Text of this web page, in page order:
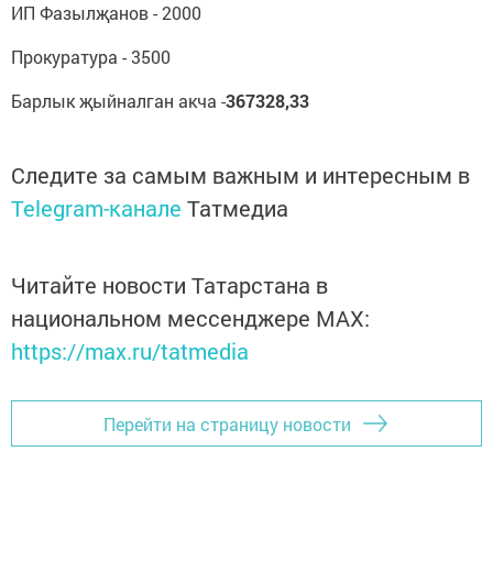
ИП Фазылҗанов - 2000
Прокуратура - 3500
Барлык җыйналган акча -367328,33
Следите за самым важным и интересным в
Telegram-канале Татмедиа
Читайте новости Татарстана в
национальном мессенджере MАХ:
https://max.ru/tatmedia
Перейти на страницу новости